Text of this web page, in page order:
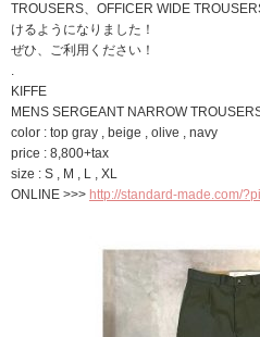
TROUSERS、OFFICER WIDE
けるようになりました！
ぜひ、ご利用ください！
.
KIFFE
MENS SERGEANT NARROW
color : top gray , beige , olive , navy
price : 8,800+tax
size : S , M , L , XL
ONLINE >>> http://standard-made.com/